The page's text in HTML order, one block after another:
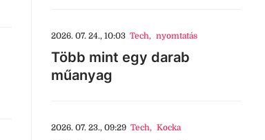
2026. 07. 24., 10:03 Tech, nyomtatás
Több mint egy darab
műanyag
2026. 07. 23., 09:29 Tech, Kocka